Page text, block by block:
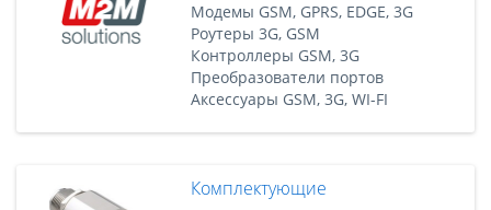
Модемы GSM, GPRS, EDGE, 3G
Роутеры 3G, GSM
Контроллеры GSM, 3G
Преобразователи портов
Аксессуары GSM, 3G, WI-FI
Комплектующие